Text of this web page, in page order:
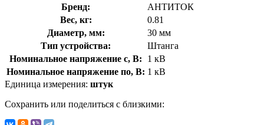
Бренд:
АНТИТОК
Вес, кг:
0.81
Диаметр, мм:
30 мм
Тип устройства:
Штанга
Номинальное напряжение с, В:
1 кВ
Номинальное напряжение по, В: 1 кВ
Единица измерения: штук
Сохранить или поделиться с близкими: